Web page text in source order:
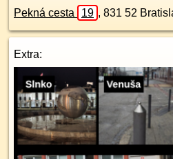
Pekná cesta 19 , 831 52
Extra: